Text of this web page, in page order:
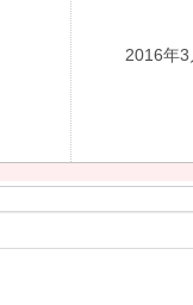
2016年3